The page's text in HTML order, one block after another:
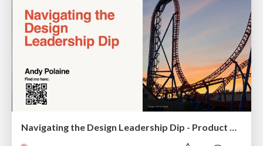
Navigating the Design Leadership Dip - Product Design Week Design Leaders+ Conference 2024